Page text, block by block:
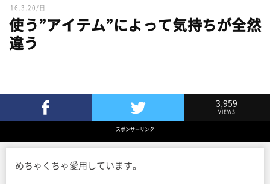
16.3.20/日
使う”アイテム”によって気持ちが全然
違う
Twitterでツイート
3,959
VIEWS
スポンサーリンク
めちゃくちゃ愛用しています。